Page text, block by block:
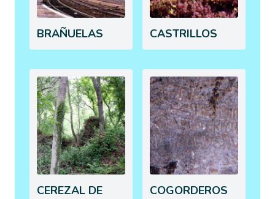
BRAÑUELAS CASTRILLOS
CEREZAL DE
COGORDEROS